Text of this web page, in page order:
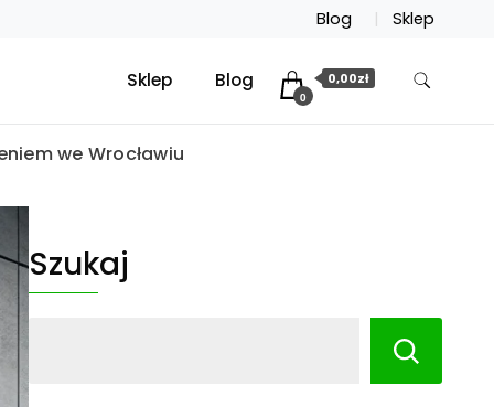
Blog Sklep
Sklep Blog
0
0,00zł
we Wrocławiu
Szukaj